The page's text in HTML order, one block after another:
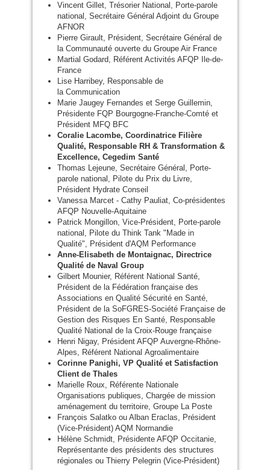
Vincent Gillet, Trésorier National, Porte-parole
national, Secrétaire Général Adjoint du Groupe
AFNOR
Pierre Girault, Président, Secrétaire Général de
la Communauté ouverte du Groupe Air France
Martial Godard, Référent Activités AFQP Ile-de-
France
Lise Harribey, Responsable de
la Communication
Marie Jaugey Fernandes et Serge Guillemin,
Présidente FQP Bourgogne-Franche-Comté et
Président MFQ BFC
Coralie Lacombe, Coordinatrice Filière
Qualité, Responsable RH &Transformation &
Excellence, Cegedim Santé
Thomas Lejeune, Secrétaire Général, Porte-
parole national, Pilote du Prix du Livre,
Président Hydrate Conseil
Vanessa Marcet - Cathy Pauliat, Co-présidentes
AFQP Nouvelle-Aquitaine
Patrick Mongillon, Vice-Président, Porte-parole
national, Pilote du Think Tank "Made in
Qualité", Président d'AQM Performance
Anne-Elisabeth de Montaignac, Directrice
Qualité de Naval Group
Gilbert Mounier, Référent National Santé,
Président de la Fédération française des
Associations en Qualité Sécurité en Santé,
Président de la SoFGRES-Société Française de
Gestion des Risques En Santé, Responsable
Qualité National de la Croix-Rouge française
Henri Nigay, Président AFQP Auvergne-Rhône-
Alpes, Référent National Agroalimentaire
Corinne Panighi, VPQualité et Satisfaction
Client de Thales
Marielle Roux, Référente Nationale
Organisations publiques, Chargée de mission
aménagement du territoire, Groupe La Poste
François Salatko ou Alban Eraclas, Président
(Vice-Président) AQM Normandie
Hélène Schmidt, Présidente AFQP Occitanie,
Représentante des présidents des structures
régionales ou Thierry Pelegrin (Vice-Président)